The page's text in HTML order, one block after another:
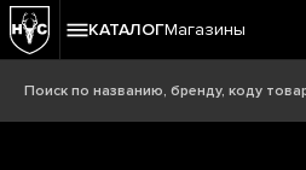
КАТАЛОГМагазины